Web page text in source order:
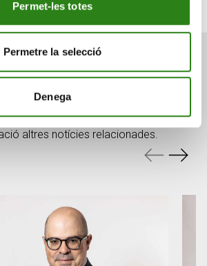
Permet-les totes
Permetre la selecció
Denega
pot interessar
altres notícies relacionades.